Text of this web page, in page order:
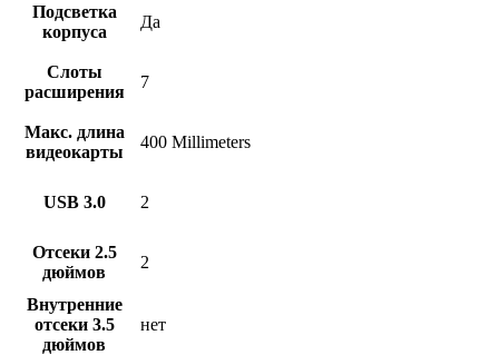
Подсветка
корпуса
Да
Слоты
расширения
7
Макс. длина
видеокарты
400 Millimeters
USB 3.0 2
Отсеки 2.5
дюймов
2
Внутренние
отсеки 3.5
дюймов
нет